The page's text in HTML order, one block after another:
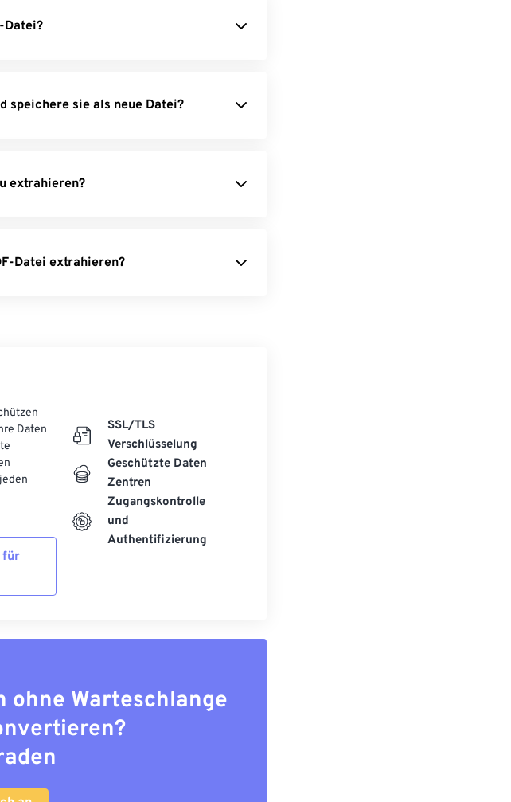
Datei?
speichere sie als neue Datei?
extrahieren?
Datei extrahieren?
Daten
für
SSL/TLS
Verschlüsselung
Geschützte Daten
Zentren
Zugangskontrolle
und
Authentifizierung
ohne Warteschlange